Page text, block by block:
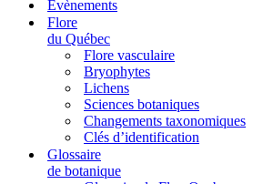
Évènements
Flore
du Québec
Flore vasculaire
Bryophytes
Lichens
Sciences botaniques
Changements taxonomiques
Clés d’identification
Glossaire
de botanique